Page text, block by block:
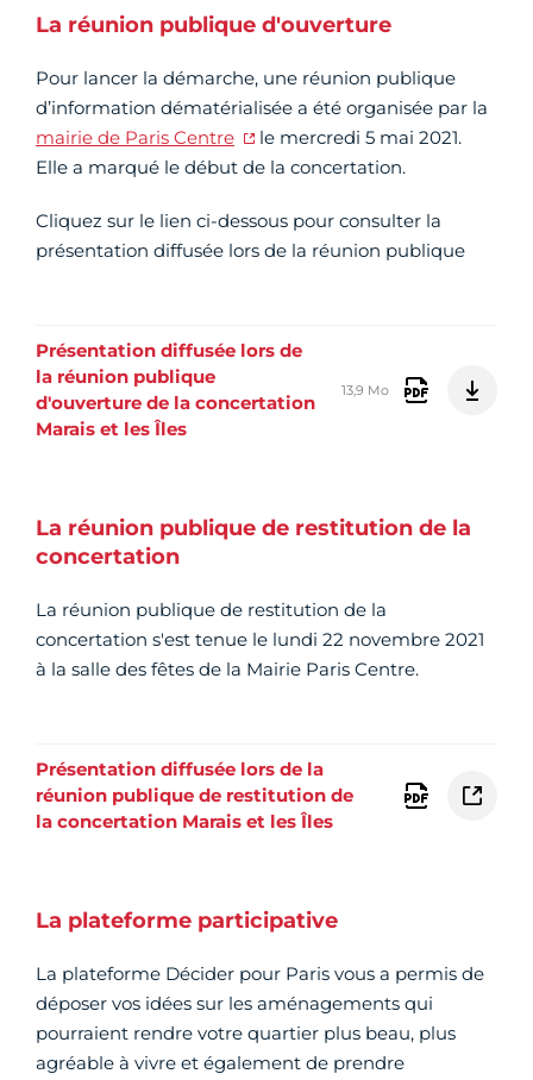
La réunion publique d'ouverture
Pour lancer la démarche, une réunion publique
d’information dématérialisée a été organisée par la
mairie de Paris Centre
le mercredi 5 mai 2021.
Elle a marqué le début de la concertation.
Cliquez sur le lien ci-dessous pour consulter la
présentation diffusée lors de la réunion publique
Présentation diffusée lors de
la réunion publique
d'ouverture de la concertation
Marais et les Îles
13,9 Mo
La réunion publique de restitution de la
concertation
La réunion publique de restitution de la
concertation s'est tenue le lundi 22 novembre 2021
à la salle des fêtes de la Mairie Paris Centre.
Présentation diffusée lors de la
réunion publique de restitution de
la concertation Marais et les Îles
La plateforme participative
La plateforme Décider pour Paris vous a permis de
déposer vos idées sur les aménagements qui
pourraient rendre votre quartier plus beau, plus
agréable à vivre et également de prendre